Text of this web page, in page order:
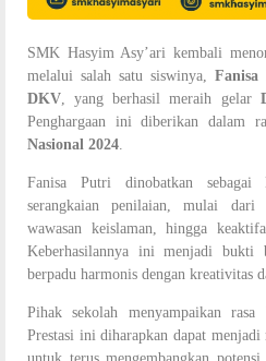
SMK Hasyim Asy’ari kembali
melalui salah satu siswinya, Fanisa
DKV , yang berhasil meraih gelar
Penghargaan ini diberikan dalam
Nasional 2024
Fanisa Putri dinobatkan
serangkaian penilaian, mulai dari
wawasan keislaman, hingga
Keberhasilannya ini menjadi bukti
berpadu harmonis dengan kreativitas
Pihak sekolah menyampaikan rasa
Prestasi ini diharapkan dapat